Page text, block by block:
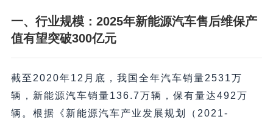
一、行业规模：2025年新能源汽车售后维保产
值有望突破300亿元
截至2020年12月底，我国全年汽车销量2531万
辆，新能源汽车销量136.7万辆，保有量达492万
辆。根据《新能源汽车产业发展规划（2021-